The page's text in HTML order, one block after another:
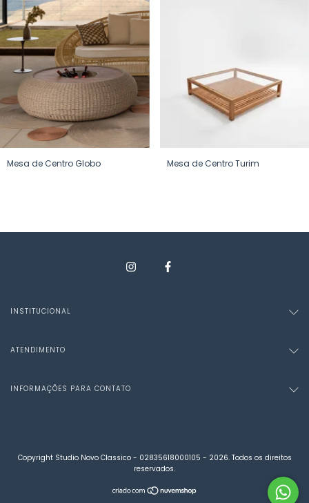
Mesa de Centro Globo Mesa de Centro Turim
INSTITUCIONAL
ATENDIMENTO
INFORMAÇÕES PARA CONTATO
Copyright Studio Novo Classico - 02835618000105 - 2026. Todos os direitos
reservados.